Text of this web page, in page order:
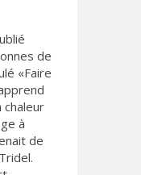
de
«Faire
chaleur
à
de